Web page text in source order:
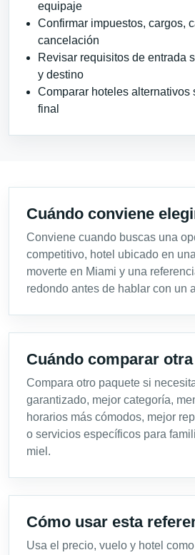
equipaje
Confirmar impuestos, cargos,
cancelación
Revisar requisitos de entrada
y destino
Comparar hoteles alternativos
final
Cuándo conviene
Conviene cuando buscas una
competitivo, hotel ubicado en
moverte en Miami y una
redondo antes de hablar con un
Cuándo comparar
Compara otro paquete si
garantizado, mejor categoría,
horarios más cómodos, mejor
o servicios específicos para
miel.
Cómo usar esta
Usa el precio, vuelo y hotel